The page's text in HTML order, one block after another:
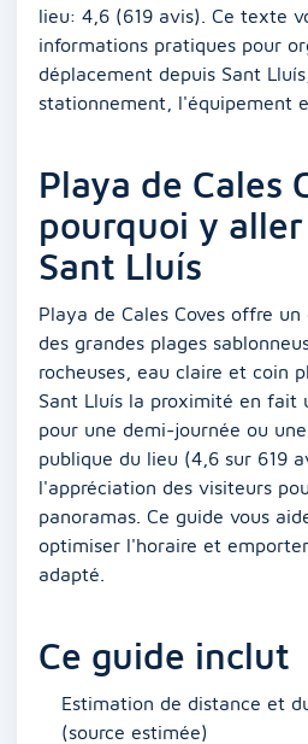
lieu: 4,6 (619 avis). Ce texte
informations pratiques pour
déplacement depuis Sant
stationnement, l'équipement
Playa de Cales
pourquoi y
Sant Lluís
Playa de Cales Coves offre
des grandes plages
rocheuses, eau claire et coin
Sant Lluís la proximité en fait
pour une demi-journée ou
publique du lieu (4,6 sur 619
l'appréciation des visiteurs
panoramas. Ce guide vous
optimiser l'horaire et
adapté.
Ce guide inclut
Estimation de distance et
(source estimée)